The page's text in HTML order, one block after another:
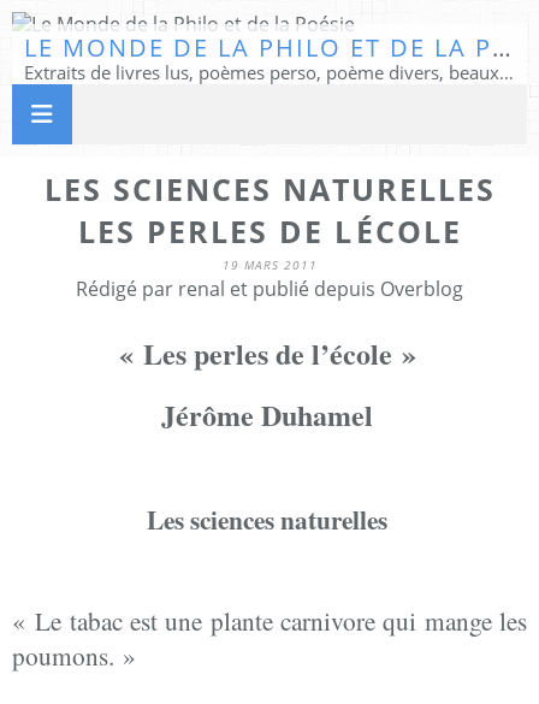
LE MONDE DE LA PHILO ET DE LA POÉSIE
Extraits de livres lus, poèmes perso, poème divers, beaux textes...
LES SCIENCES NATURELLES
LES PERLES DE LÉCOLE
19 MARS 2011
Rédigé par renal et publié depuis Overblog
« Les perles de l’école »
Jérôme Duhamel
Les sciences naturelles
« Le tabac est une plante carnivore qui mange les
poumons. »